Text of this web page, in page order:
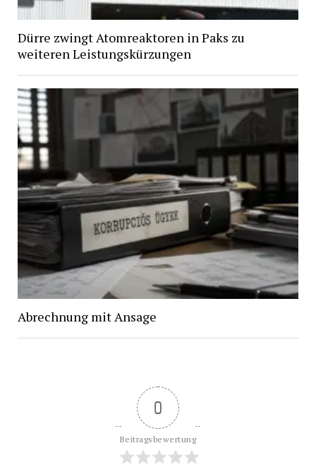
Dürre zwingt Atomreaktoren in Paks zu
weiteren Leistungskürzungen
Abrechnung mit Ansage
0
Beitragsbewertung